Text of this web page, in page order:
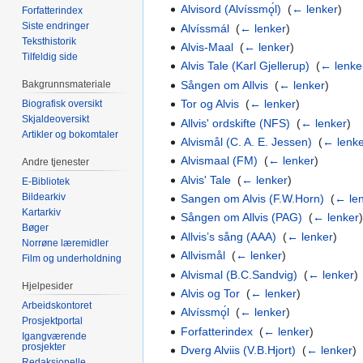
Alvisord (Alvíssmǫ́l) ‎(← lenker)
Alvíssmál ‎(← lenker)
Alvis-Maal ‎(← lenker)
Alvis Tale (Karl Gjellerup) ‎(←
Sången om Allvis ‎(← lenker)
Tor og Alvis ‎(← lenker)
Allvis' ordskifte (NFS) ‎(← lenker)
Alvismål (C. A. E. Jessen) ‎(←
Alvismaal (FM) ‎(← lenker)
Alvis' Tale ‎(← lenker)
Sangen om Alvis (F.W.Horn) ‎(←
Sången om Allvis (PAG) ‎(← lenker)
Allvis’s sång (AAA) ‎(← lenker)
Allvismål ‎(← lenker)
Alvismal (B.C.Sandvig) ‎(← lenker)
Alvis og Tor ‎(← lenker)
Alvíssmǫ́l ‎(← lenker)
Forfatterindex ‎(← lenker)
Dverg Alviis (V.B.Hjort) ‎(← lenker)
Forfatterindex
Siste endringer
Teksthistorik
Tilfeldig side
Bakgrunnsmateriale
Biografisk oversikt
Skjaldeoversikt
Artikler og bokomtaler
Andre tjenester
E-Bibliotek
Bildearkiv
Kartarkiv
Bøger
Norrøne læremidler
Film og underholdning
Hjelpesider
Arbeidskontoret
Prosjektportal
Igangværende
prosjekter